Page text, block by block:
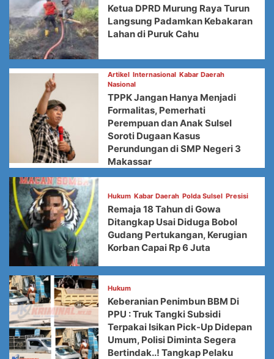
Ketua DPRD Murung Raya Turun
Langsung Padamkan Kebakaran
Lahan di Puruk Cahu
Artikel Internasional Kabar Daerah
Nasional
TPPK Jangan Hanya Menjadi
Formalitas, Pemerhati
Perempuan dan Anak Sulsel
Soroti Dugaan Kasus
Perundungan di SMP Negeri 3
Makassar
Hukum Kabar Daerah Polda Sulsel Presisi
Remaja 18 Tahun di Gowa
Ditangkap Usai Diduga Bobol
Gudang Pertukangan, Kerugian
Korban Capai Rp 6 Juta
Hukum
Keberanian Penimbun BBM Di
PPU : Truk Tangki Subsidi
Terpakai Isikan Pick-Up Didepan
Umum, Polisi Diminta Segera
Bertindak..! Tangkap Pelaku